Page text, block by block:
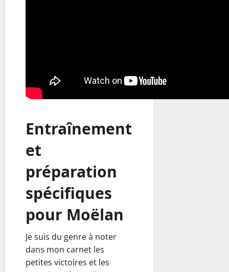
Entraînement
et
préparation
spécifiques
pour Moëlan
Je suis du genre à noter
dans mon carnet les
petites victoires et les